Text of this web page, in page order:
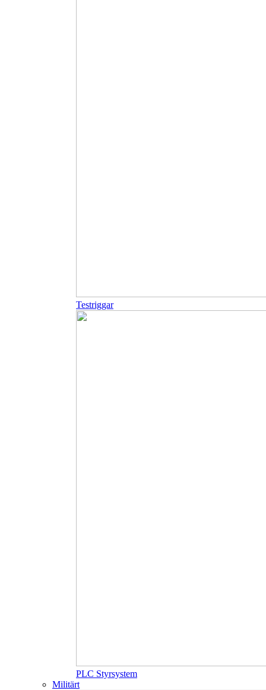
Testriggar
PLC Styrsystem
Militärt